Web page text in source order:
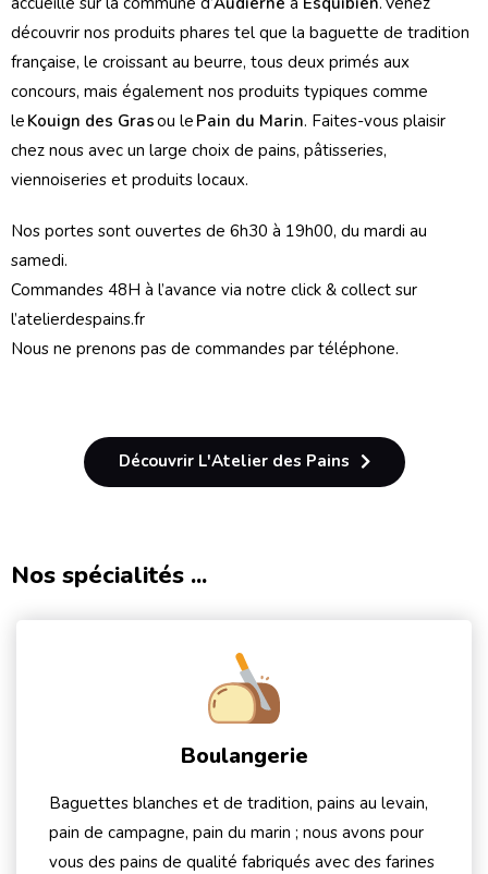
découvrir nos produits phares tel que la baguette de tradition
française, le croissant au beurre, tous deux primés aux
concours, mais également nos produits typiques comme
le Kouign des Grasou le Pain du Marin. Faites-vous plaisir
chez nous avec un large choix de pains, pâtisseries,
viennoiseries et produits locaux.
Nos portes sont ouvertes de 6h30 à 19h00, du mardi au
samedi.
Commandes 48H à l’avance via notre click & collect sur
l’atelierdespains.fr
Nous ne prenons pas de commandes par téléphone.
Découvrir L'Atelier des Pains
Nos spécialités ...
Boulangerie
Baguettes blanches et de tradition, pains au levain,
pain de campagne, pain du marin ; nous avons pour
vous des pains de qualité fabriqués avec des farines